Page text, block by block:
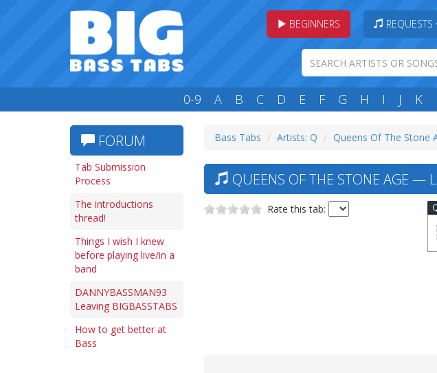
BEGINNERS REQUESTS
0-9 A B C D E F G H I J K
FORUM
Tab Submission
Process
The introductions
thread!
Things I wish I knew
before playing live/in a
band
DANNYBASSMAN93
Leaving BIGBASSTABS
How to get better at
Bass
Bass Tabs Artists: Q Queens Of The Stone
QUEENS OF THE STONE AGE —
Rate this tab: